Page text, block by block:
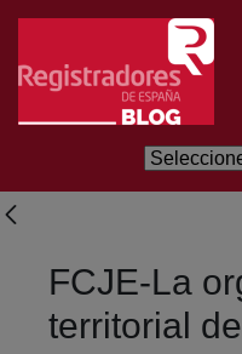
Eduki nagusira joan
FCJE-La
territorial